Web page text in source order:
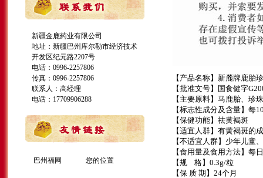
新疆金鹿药业有限公司
地址：新疆巴州库尔勒市经济技术
开发区纪元路2207号
电话：0996-2257806
传真：0996-2257806
联系人：高经理
电话：17709906288
巴州福网 您的位置
【产品名称】新麓牌鹿胎
【批准文号】国食健字
【主要原料】马鹿胎、珍
【标志性成分及含量】每
【保健功能】祛黄褐斑
【适宜人群】有黄褐斑的
【不适宜人群】少年儿童
【食用量及食用方法】每
【规
格】0.3g/粒
【保 质 期】24个月